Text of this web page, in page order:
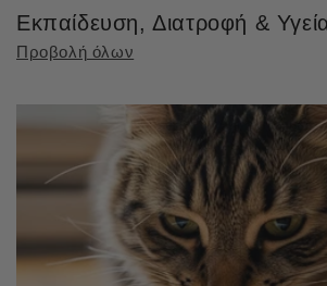
Εκπαίδευση, Διατροφή & Υγεία
Προβολή όλων